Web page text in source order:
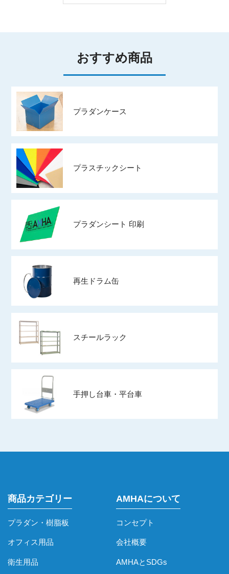
おすすめ商品
プラダンケース
プラスチックシート
プラダンシート 印刷
再生ドラム缶
スチールラック
手押し台車・平台車
商品カテゴリー
プラダン・樹脂板
オフィス用品
衛生用品
AMHAについて
コンセプト
会社概要
AMHAとSDGs